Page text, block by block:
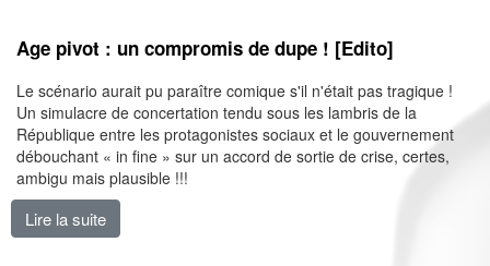
Age pivot : un compromis de dupe ! [Edito]
Le scénario aurait pu paraître comique s'il n'était pas tragique !
Un simulacre de concertation tendu sous les lambris de la
République entre les protagonistes sociaux et le gouvernement
débouchant « in fine » sur un accord de sortie de crise, certes,
ambigu mais plausible !!!
Lire la suite